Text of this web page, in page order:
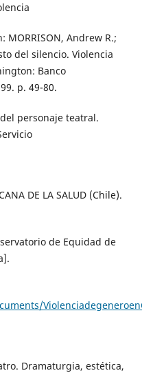
MORRISON, Andrew R.;
del silencio. Violencia
Banco
p. 49-80.
del personaje teatral.
DE LA SALUD (Chile).
de Equidad de
Dramaturgia, estética,